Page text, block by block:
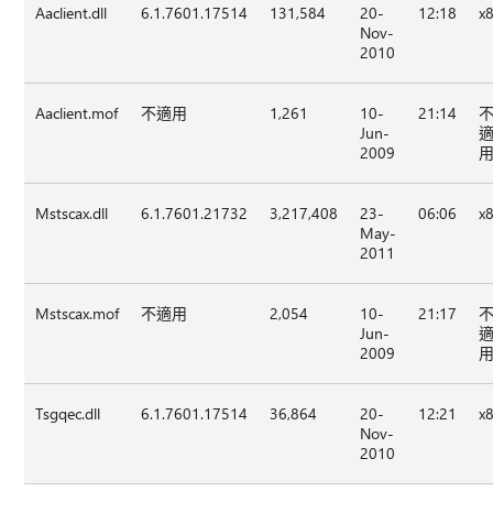
Aaclient.dll 6.1.7601.17514 131,584
20-
Nov-
2010
12:18
Aaclient.mof 不適用 1,261
10-
Jun-
2009
21:14
Mstscax.dll 6.1.7601.21732 3,217,408
23-
May-
2011
06:06
Mstscax.mof 不適用 2,054
10-
Jun-
2009
21:17
Tsgqec.dll 6.1.7601.17514 36,864
20-
Nov-
2010
12:21